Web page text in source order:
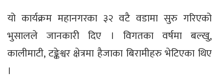
यो कार्यक्रम महानगरका ३२ वटै वडामा सुरु गरिएको
भुसालले जानकारी दिए । विगतका वर्षमा बल्खु,
कालीमाटी, टङ्केश्वर क्षेत्रमा हैजाका बिरामीहरु भेटिएका थिए
।